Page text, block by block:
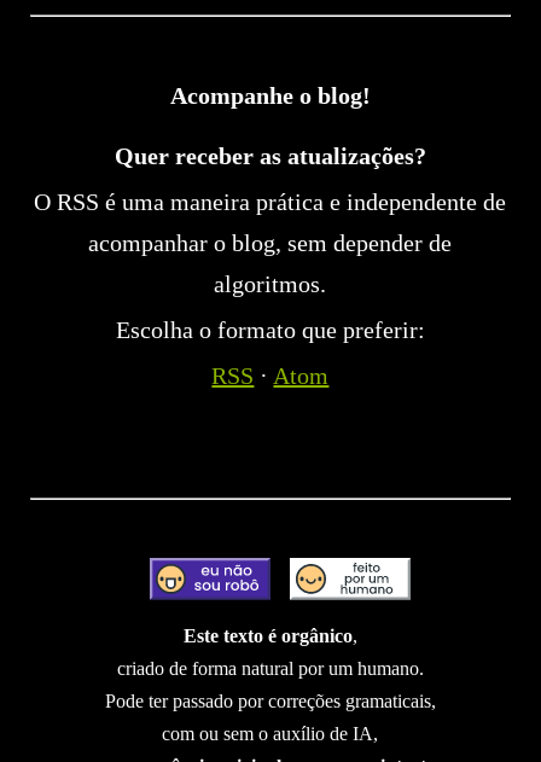
Acompanhe o blog!
Quer receber as atualizações?
O RSS é uma maneira prática e independente de
acompanhar o blog, sem depender de
algoritmos.
Escolha o formato que preferir:
RSS · Atom
Este texto é orgânico,
criado de forma natural por um humano.
Pode ter passado por correções gramaticais,
com ou sem o auxílio de IA,